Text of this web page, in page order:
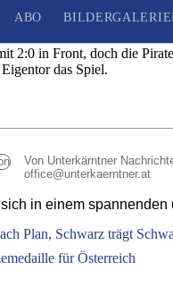
ABO
für Unterkärnten
siegen im
20. Dezember
2:0 in Front, doch die
das Spiel.
Von Unterkärntner
office@unterkaerntner.at
in einem
Plan, Schwarz trägt
für Österreich